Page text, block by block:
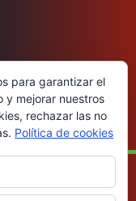
para garantizar el
y mejorar nuestros
rechazar las no
Política de cookies